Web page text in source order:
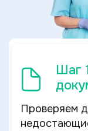
Шаг
Проверяем